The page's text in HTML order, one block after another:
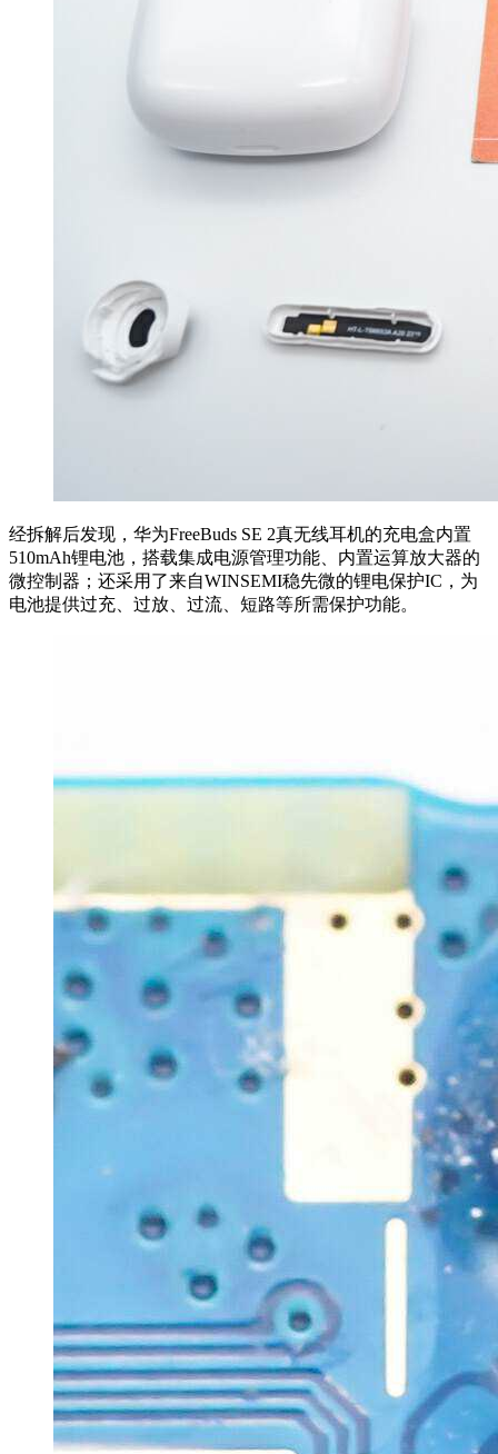
经拆解后发现，华为FreeBuds SE 2真无线耳机的充电盒内置
510mAh锂电池，搭载集成电源管理功能、内置运算放大器的
微控制器；还采用了来自WINSEMI稳先微的锂电保护IC，为
电池提供过充、过放、过流、短路等所需保护功能。